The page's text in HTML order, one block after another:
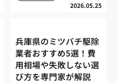
2026.05.25
兵庫県のミツバチ駆除
業者おすすめ5選！費
用相場や失敗しない選
び方を専門家が解説